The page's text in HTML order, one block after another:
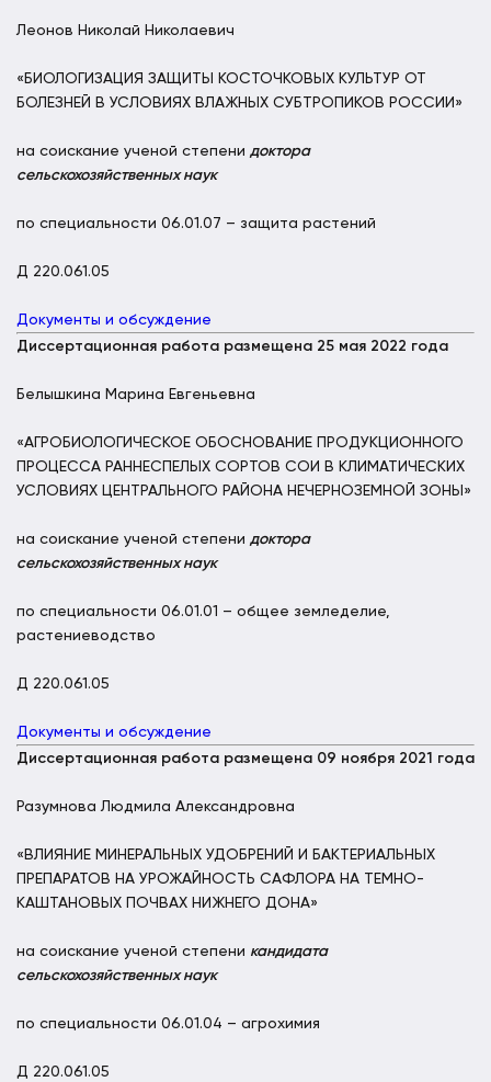
Леонов Николай Николаевич
«БИОЛОГИЗАЦИЯ ЗАЩИТЫ КОСТОЧКОВЫХ КУЛЬТУР ОТ
БОЛЕЗНЕЙ В УСЛОВИЯХ ВЛАЖНЫХ СУБТРОПИКОВ РОССИИ»
на соискание ученой степени доктора
сельскохозяйственных наук
по специальности 06.01.07 – защита растений
Д 220.061.05
Документы и обсуждение
Диссертационная работа размещена 25 мая 2022 года
Белышкина Марина Евгеньевна
«АГРОБИОЛОГИЧЕСКОЕ ОБОСНОВАНИЕ ПРОДУКЦИОННОГО
ПРОЦЕССА РАННЕСПЕЛЫХ СОРТОВ СОИ В КЛИМАТИЧЕСКИХ
УСЛОВИЯХ ЦЕНТРАЛЬНОГО РАЙОНА НЕЧЕРНОЗЕМНОЙ ЗОНЫ»
на соискание ученой степени доктора
сельскохозяйственных наук
по специальности 06.01.01 – общее земледелие,
растениеводство
Д 220.061.05
Документы и обсуждение
Диссертационная работа размещена 09 ноября 2021 года
Разумнова Людмила Александровна
«ВЛИЯНИЕ МИНЕРАЛЬНЫХ УДОБРЕНИЙ И БАКТЕРИАЛЬНЫХ
ПРЕПАРАТОВ НА УРОЖАЙНОСТЬ САФЛОРА НА ТЕМНО-
КАШТАНОВЫХ ПОЧВАХ НИЖНЕГО ДОНА»
на соискание ученой степени кандидата
сельскохозяйственных наук
по специальности 06.01.04 – агрохимия
Д 220.061.05